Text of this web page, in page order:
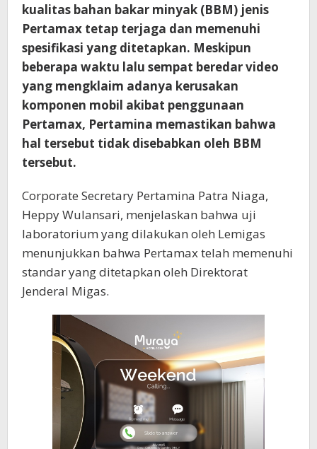
kualitas bahan bakar minyak (BBM) jenis
Pertamax tetap terjaga dan memenuhi
spesifikasi yang ditetapkan. Meskipun
beberapa waktu lalu sempat beredar video
yang mengklaim adanya kerusakan
komponen mobil akibat penggunaan
Pertamax, Pertamina memastikan bahwa
hal tersebut tidak disebabkan oleh BBM
tersebut.
Corporate Secretary Pertamina Patra Niaga,
Heppy Wulansari, menjelaskan bahwa uji
laboratorium yang dilakukan oleh Lemigas
menunjukkan bahwa Pertamax telah memenuhi
standar yang ditetapkan oleh Direktorat
Jenderal Migas.